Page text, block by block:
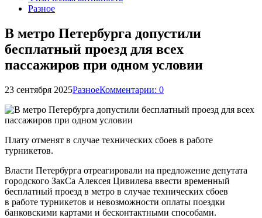
Разное
В метро Петербурга допустили
бесплатный проезд для всех
пассажиров при одном условии
23 сентября 2025РазноеКомментарии: 0
Плату отменят в случае технических сбоев в работе
турникетов.
Власти Петербурга отреагировали на предложение депутата
городского ЗакСа Алексея Цивилева ввести временный
бесплатный проезд в метро в случае технических сбоев
в работе турникетов и невозможности оплаты поездки
банковскими картами и бесконтактными способами.